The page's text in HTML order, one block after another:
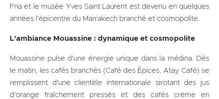
Fna et le musée Yves Saint Laurent est devenu en quelques
années l'épicentre du Marrakech branché et cosmopolite.
L'ambiance Mouassine : dynamique et cosmopolite
Mouassine pulse d'une énergie unique dans la médina. Dès
le matin, les cafés branchés (Café des Épices, Atay Café) se
remplissent d'une clientèle internationale sirotant des jus
d'orange fraîchement pressés et des cafés crème en